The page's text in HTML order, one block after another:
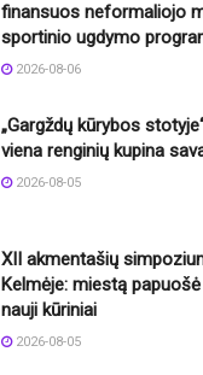
finansuos neformaliojo
sportinio ugdymo
2026-08-06
„Gargždų kūrybos
viena renginių kupina
2026-08-05
XII akmentašių
Kelmėje: miestą
nauji kūriniai
2026-08-05